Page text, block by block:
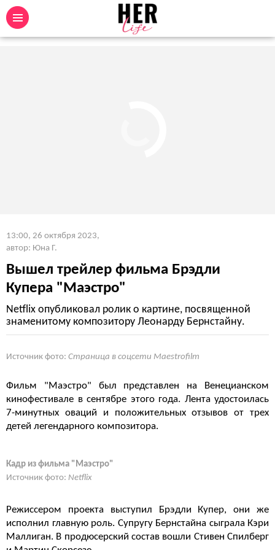
13:00, 26 октября 2023,
автор: Юна Г.
Вышел трейлер фильма Брэдли
Купера "Маэстро"
Netflix опубликовал ролик о картине, посвященной
знаменитому композитору Леонарду Бернстайну.
Источник фото: Страница в соцсети Maestrofilm
Фильм "Маэстро" был представлен на Венецианском
кинофестивале в сентябре этого года. Лента удостоилась
7-минутных оваций и положительных отзывов от трех
детей легендарного композитора.
Кадр из фильма "Маэстро"
Источник фото: Netflix
Режиссером проекта выступил Брэдли Купер, они же
исполнил главную роль. Супругу Бернстайна сыграла Кэри
Маллиган. В продюсерский состав вошли Стивен Спилберг